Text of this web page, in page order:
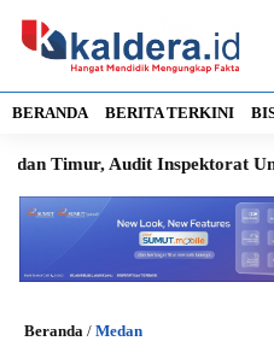
BERANDA BERITA TERKINI
Audit Inspektorat Ungkap
Beranda / Medan